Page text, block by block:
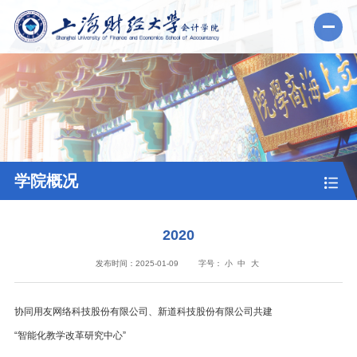
学院概况
2020
发布时间：2025-01-09 字号： 小 中 大
协同用友网络科技股份有限公司、新道科技股份有限公司共建
“智能化教学改革研究中心”